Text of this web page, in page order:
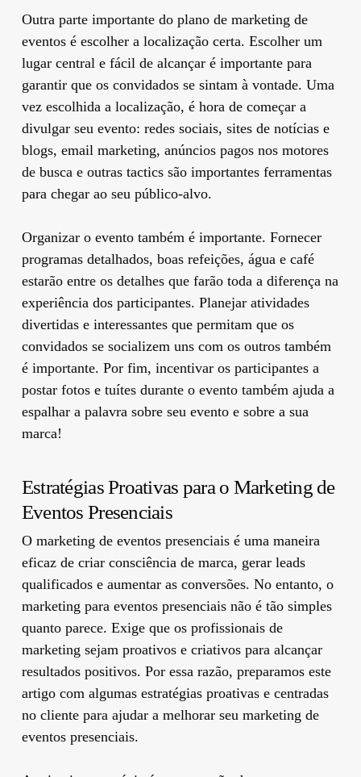
Outra parte importante do plano de marketing de
eventos é escolher a localização certa. Escolher um
lugar central e fácil de alcançar é importante para
garantir que os convidados se sintam à vontade. Uma
vez escolhida a localização, é hora de começar a
divulgar seu evento: redes sociais, sites de notícias e
blogs, email marketing, anúncios pagos nos motores
de busca e outras tactics são importantes ferramentas
para chegar ao seu público-alvo.
Organizar o evento também é importante. Fornecer
programas detalhados, boas refeições, água e café
estarão entre os detalhes que farão toda a diferença na
experiência dos participantes. Planejar atividades
divertidas e interessantes que permitam que os
convidados se socializem uns com os outros também
é importante. Por fim, incentivar os participantes a
postar fotos e tuítes durante o evento também ajuda a
espalhar a palavra sobre seu evento e sobre a sua
marca!
Estratégias Proativas para o Marketing de
Eventos Presenciais
O marketing de eventos presenciais é uma maneira
eficaz de criar consciência de marca, gerar leads
qualificados e aumentar as conversões. No entanto, o
marketing para eventos presenciais não é tão simples
quanto parece. Exige que os profissionais de
marketing sejam proativos e criativos para alcançar
resultados positivos. Por essa razão, preparamos este
artigo com algumas estratégias proativas e centradas
no cliente para ajudar a melhorar seu marketing de
eventos presenciais.